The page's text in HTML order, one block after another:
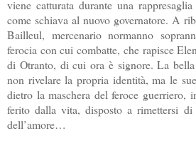
viene catturata durante una
come schiava al nuovo governatore. A
Bailleul, mercenario normanno
ferocia con cui combatte, che rapisce
di Otranto, di cui ora è signore. La
non rivelare la propria identità, ma le
dietro la maschera del feroce guerriero,
ferito dalla vita, disposto a rimettersi
dell’amore…